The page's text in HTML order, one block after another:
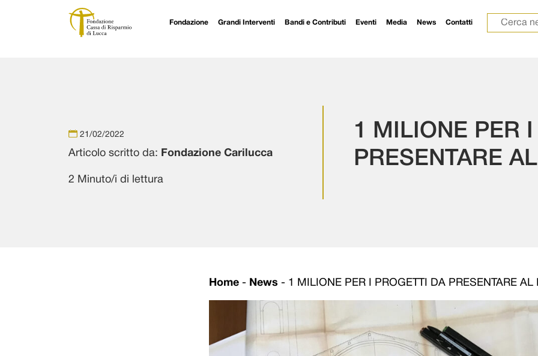
Navigazione principale
Fondazione Grandi Interventi Bandi e Contributi Eventi Media News Contatti Ricerca
21/02/2022
Articolo scritto da: Fondazione Carilucca
2 Minuto/i di lettura
1 MILIONE PER
PRESENTARE
Home - News - 1 MILIONE PER I PROGETTI DA PRESENTARE AL